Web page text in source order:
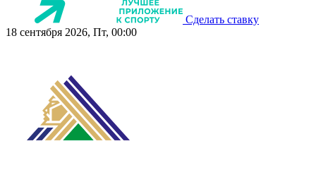
Сделать ставку
18 сентября 2026, Пт, 00:00